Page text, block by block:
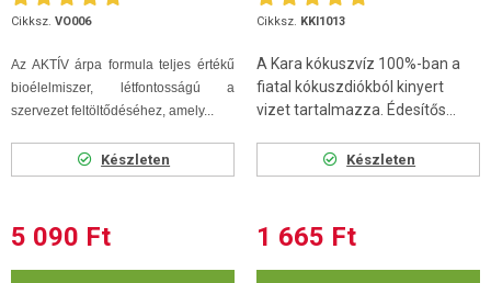
Cikksz. VO006
Az AKTÍV árpa formula teljes értékű
bioélelmiszer, létfontosságú a
szervezet feltöltődéséhez, amely...
Készleten
5 090 Ft
Cikksz. KKI1013
A Kara kókuszvíz 100%-ban a
fiatal kókuszdiókból kinyert
vizet tartalmazza. Édesítős...
Készleten
1 665 Ft